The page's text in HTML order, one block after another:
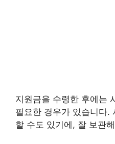
지원금을 수령한 후에는
필요한 경우가 있습니다.
할 수도 있기에, 잘 보관